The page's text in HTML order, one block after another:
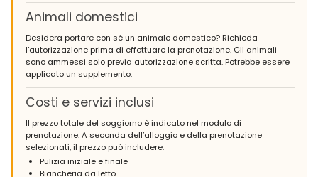
Animali domestici
Desidera portare con sé un animale domestico? Richieda
l’autorizzazione prima di effettuare la prenotazione. Gli animali
sono ammessi solo previa autorizzazione scritta. Potrebbe essere
applicato un supplemento.
Costi e servizi inclusi
Il prezzo totale del soggiorno è indicato nel modulo di
prenotazione. A seconda dell’alloggio e della prenotazione
selezionati, il prezzo può includere:
Pulizia iniziale e finale
Biancheria da letto